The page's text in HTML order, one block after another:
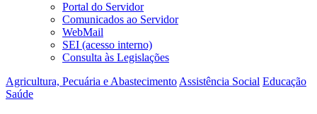
Portal do Servidor
Comunicados ao Servidor
WebMail
SEI (acesso interno)
Consulta às Legislações
Agricultura, Pecuária e Abastecimento Assistência Social Educação
Saúde